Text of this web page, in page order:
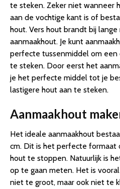
te steken. Zeker niet wanneer
aan de vochtige kant is of
hout. Vers hout brandt bij
aanmaakhout. Je kunt
perfecte tussenmiddel om een
te steken. Door eerst het
je het perfecte middel tot je
lastigere hout aan te steken.
Aanmaakhout
Het ideale aanmaakhout
cm. Dit is het perfecte formaat
hout te stoppen. Natuurlijk is
op te gaan meten. Het is
niet te groot, maar ook niet te